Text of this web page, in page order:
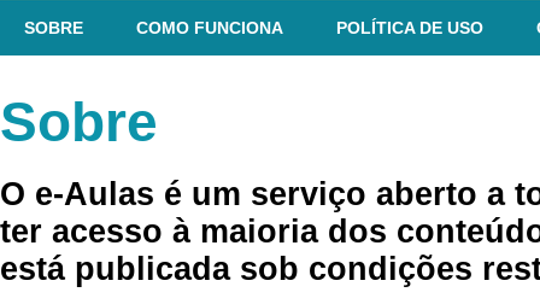
SOBRE COMO FUNCIONA POLÍTICA DE USO
Sobre
O e-Aulas é um serviço aberto a
ter acesso à maioria dos
está publicada sob condições